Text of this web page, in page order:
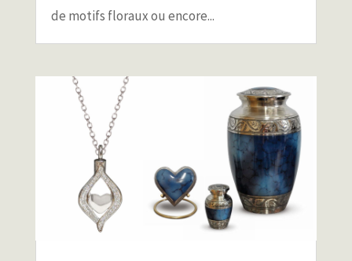
de motifs floraux ou encore...